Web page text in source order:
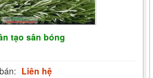
tạo sân bóng
Liên hệ